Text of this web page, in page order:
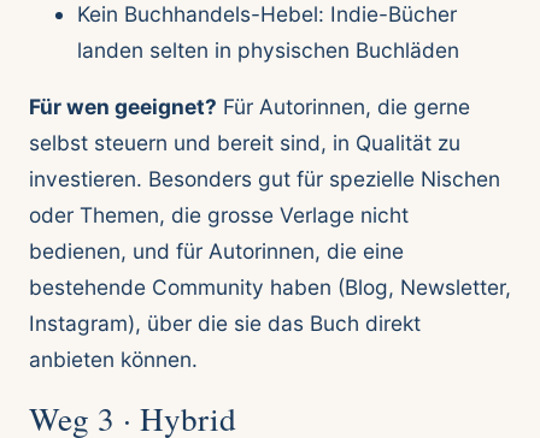
Kein Buchhandels-Hebel: Indie-Bücher
landen selten in physischen Buchläden
Für wen geeignet? Für Autorinnen, die gerne
selbst steuern und bereit sind, in Qualität zu
investieren. Besonders gut für spezielle Nischen
oder Themen, die grosse Verlage nicht
bedienen, und für Autorinnen, die eine
bestehende Community haben (Blog, Newsletter,
Instagram), über die sie das Buch direkt
anbieten können.
Weg 3 · Hybrid